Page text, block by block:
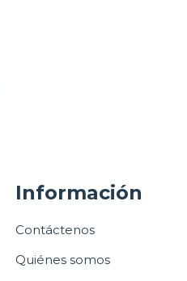
Información
Contáctenos
Quiénes somos